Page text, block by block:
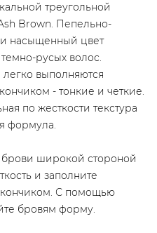
треугольной
Brown. Пепельно-
насыщенный цвет
русых волос.
выполняются
- тонкие и четкие.
по жесткости текстура
формула.
широкой стороной
и заполните
С помощью
бровям форму.